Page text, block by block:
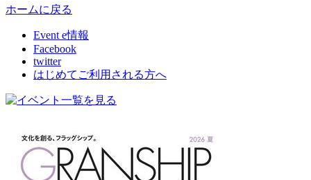
ホームに戻る
Event e情報
Facebook
twitter
はじめてご利用される方へ